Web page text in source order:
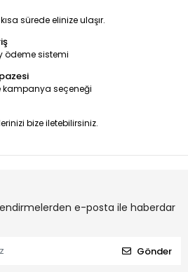
sürede elinize ulaşır.
ödeme sistemi
kampanya seçeneği
bize iletebilirsiniz.
e-posta ile haberdar
Gönder